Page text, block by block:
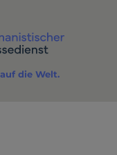
die Welt.